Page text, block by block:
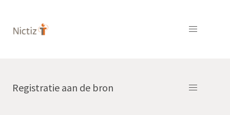
Registratie aan de bron